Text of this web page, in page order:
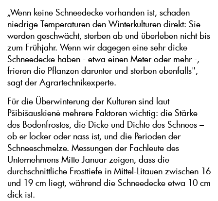
„Wenn keine Schneedecke vorhanden ist, schaden
niedrige Temperaturen den Winterkulturen direkt: Sie
werden geschwächt, sterben ab und überleben nicht bis
zum Frühjahr. Wenn wir dagegen eine sehr dicke
Schneedecke haben - etwa einen Meter oder mehr -,
frieren die Pflanzen darunter und sterben ebenfalls",
sagt der Agrartechnikexperte.
Für die Überwinterung der Kulturen sind laut
Pšibišauskienė mehrere Faktoren wichtig: die Stärke
des Bodenfrostes, die Dicke und Dichte des Schnees –
ob er locker oder nass ist, und die Perioden der
Schneeschmelze. Messungen der Fachleute des
Unternehmens Mitte Januar zeigen, dass die
durchschnittliche Frosttiefe in Mittel-Litauen zwischen 16
und 19 cm liegt, während die Schneedecke etwa 10 cm
dick ist.